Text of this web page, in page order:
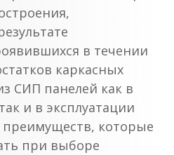
в течении
каркасных
СИП панелей как в
и в эксплуатации
преимуществ, которые
при выборе